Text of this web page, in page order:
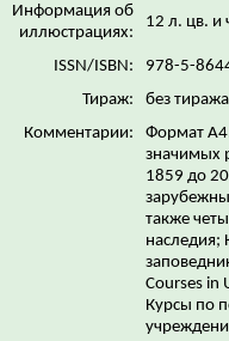
Информация об
иллюстрациях:
12 л. цв. и
ISSN/ISBN:
978-5-
Тираж:
без тиража
Комментарии:
Формат
значимых
1859 до
также
наследия;
Courses in
Курсы по